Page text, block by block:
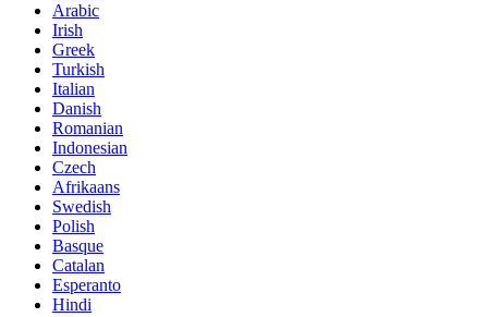
Arabic
Irish
Greek
Turkish
Italian
Danish
Romanian
Indonesian
Czech
Afrikaans
Swedish
Polish
Basque
Catalan
Esperanto
Hindi